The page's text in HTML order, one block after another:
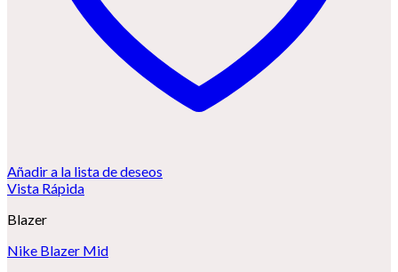
Añadir a la lista de deseos
Vista Rápida
Blazer
Nike Blazer Mid